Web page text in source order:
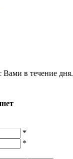
Вами в течение дня.
*
*